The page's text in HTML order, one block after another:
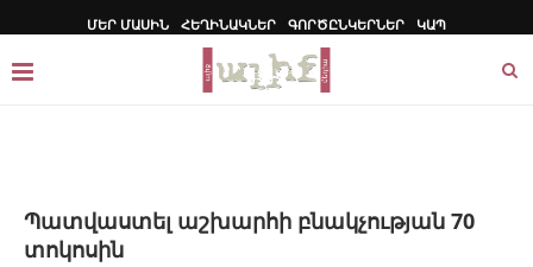
ՄԵՐ ՄԱՍԻՆ ՀԵՂԻՆԱԿՆԵՐ ԳՈՐԾԸՆԿԵՐՆԵՐ ԿԱՊ
Պատվաստել աշխարհի բնակչության 70
տոկոսին